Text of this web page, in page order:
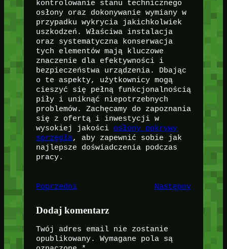
kontrolowanie stanu technicznego
osłony oraz dokonywanie wymiany w
przypadku wykrycia jakichkolwiek
uszkodzeń. Właściwa instalacja
oraz systematyczna konserwacja
tych elementów mają kluczowe
znaczenie dla efektywności i
bezpieczeństwa urządzenia. Dbając
o te aspekty, użytkownicy mogą
cieszyć się pełną funkcjonalnością
piły i uniknąć niepotrzebnych
problemów. Zachęcamy do zapoznania
się z ofertą i inwestycji w
wysokiej jakości osłony pokrywy
sprzęgła, aby zapewnić sobie jak
najlepsze doświadczenia podczas
pracy.
Poprzedni Następny
Dodaj komentarz
Twój adres email nie zostanie
opublikowany.
Wymagane pola są